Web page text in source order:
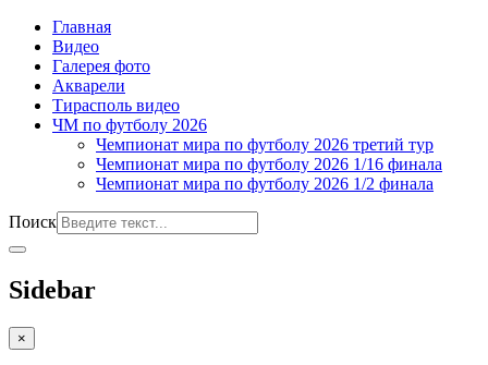
Главная
Видео
Галерея фото
Акварели
Тирасполь видео
ЧМ по футболу 2026
Чемпионат мира по футболу 2026 третий тур
Чемпионат мира по футболу 2026 1/16 финала
Чемпионат мира по футболу 2026 1/2 финала
Поиск
Sidebar
×